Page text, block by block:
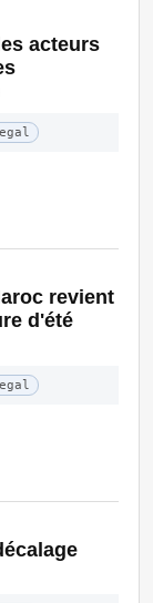
acteurs
revient
d'été